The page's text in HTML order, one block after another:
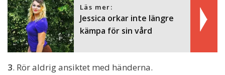
Läs mer:
Jessica orkar inte längre
kämpa för sin vård
3. Rör aldrig ansiktet med händerna.